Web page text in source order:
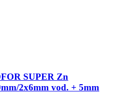
SUPER Zn
2x6mm vod. + 5mm